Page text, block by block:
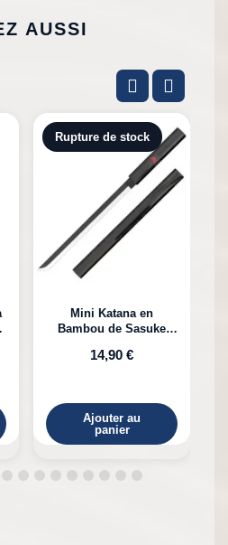
AUSSI
Rupture de stock
Mini Katana en
Bambou de Sasuke
14,90 €
Ajouter au
panier